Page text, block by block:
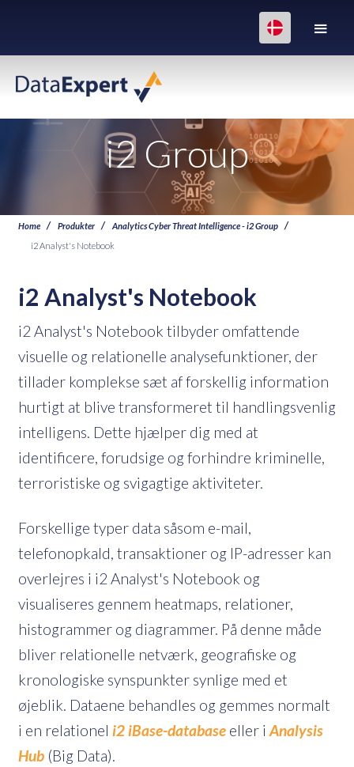
i2 Group
Home Produkter
Analytics Cyber Threat Intelligence - i2 Group
i2 Analyst's Notebook
i2 Analyst's Notebook
i2 Analyst's Notebook tilbyder omfattende
visuelle og relationelle analysefunktioner, der
tillader komplekse sæt af forskellig information
hurtigt at blive transformeret til handlingsvenlig
intelligens. Dette hjælper dig med at
identificere, forudsige og forhindre kriminelle,
terroristiske og svigagtige aktiviteter.
Forskellige typer data såsom e-mail,
telefonopkald, transaktioner og IP-adresser kan
overlejres i i2 Analyst's Notebook og
visualiseres gennem heatmaps, relationer,
histogrammer og diagrammer. På denne måde
bliver relationelle netværk, geografiske og
kronologiske synspunkter synlige med et
øjeblik. Dataene behandles og gemmes normalt
i en relationel i2 iBase-database eller i Analysis
Hub (Big Data).